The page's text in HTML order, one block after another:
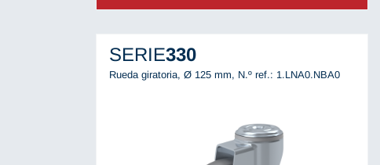
SERIE330
Rueda giratoria, Ø 125 mm, N.º ref.: 1.LNA0.NBA0